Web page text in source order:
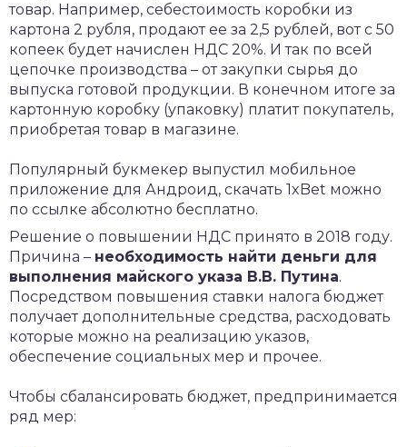
товар. Например, себестоимость коробки из
картона 2 рубля, продают ее за 2,5 рублей, вот с 50
копеек будет начислен НДС 20%. И так по всей
цепочке производства – от закупки сырья до
выпуска готовой продукции. В конечном итоге за
картонную коробку (упаковку) платит покупатель,
приобретая товар в магазине.
Популярный букмекер выпустил мобильное
приложение для Андроид, скачать 1xBet можно
по ссылке абсолютно бесплатно.
Решение о повышении НДС принято в 2018 году.
Причина – необходимость найти деньги для
выполнения майского указа В.В. Путина.
Посредством повышения ставки налога бюджет
получает дополнительные средства, расходовать
которые можно на реализацию указов,
обеспечение социальных мер и прочее.
Чтобы сбалансировать бюджет, предпринимается
ряд мер: